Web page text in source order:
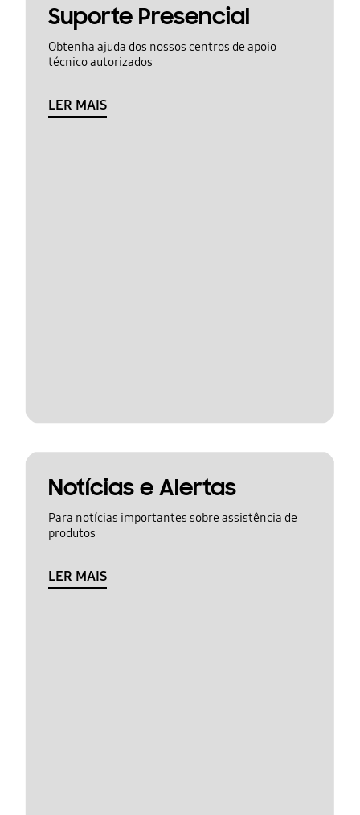
Suporte Presencial
Obtenha ajuda dos nossos centros de apoio
técnico autorizados
LER MAIS
Notícias e Alertas
Para notícias importantes sobre assistência de
produtos
LER MAIS